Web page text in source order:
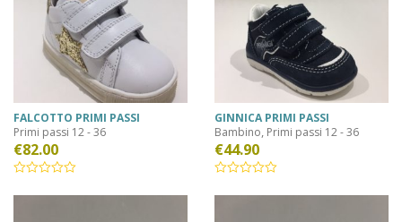
FALCOTTO PRIMI PASSI
Primi passi 12 - 36
€82.00
GINNICA PRIMI PASSI
Bambino, Primi passi 12 - 36
€44.90